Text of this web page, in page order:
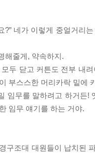
?” 네가 이렇게 중얼거리
해줄게, 약속하지.
모두 닫고 커튼도 전부 내
부스스한 머리카락 밑
임무를 말하려고 하거든
임무 얘기를 하는 거야.
구조대 대원들이 납치된